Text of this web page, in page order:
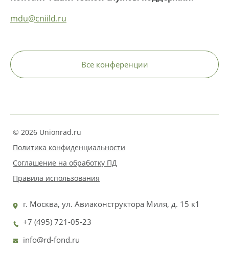
mdu@cniild.ru
Все конференции
© 2026 Unionrad.ru
Политика конфиденциальности
Соглашение на обработку ПД
Правила использования
г. Москва, ул. Авиаконструктора Миля, д. 15 к1
+7 (495) 721-05-23
info@rd-fond.ru